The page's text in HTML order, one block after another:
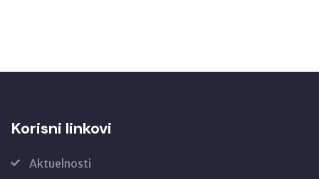
Korisni linkovi
Aktuelnosti